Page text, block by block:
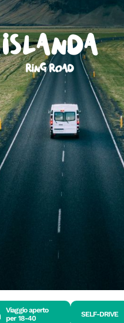
Islanda
Ring Road
Viaggio aperto
per 18-40
SELF-DRIVE